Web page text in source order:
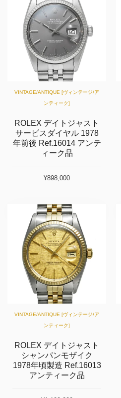
VINTAGE/ANTIQUE [ヴィンテージ/ア
ンティーク]
ROLEX デイトジャスト
サービスダイヤル 1978
年前後 Ref.16014 アンテ
ィーク品
¥898,000
VINTAGE/ANTIQUE [ヴィンテージ/ア
ンティーク]
ROLEX デイトジャスト
シャンパンモザイク
1978年頃製造 Ref.16013
アンティーク品